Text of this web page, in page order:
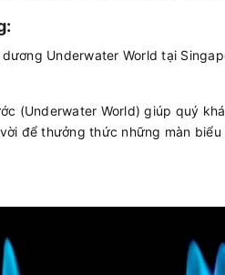
(Underwater World) giúp quý
để thưởng thức những màn